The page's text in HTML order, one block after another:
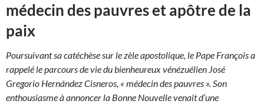
médecin des pauvres et apôtre de la
paix
Poursuivant sa catéchèse sur le zèle apostolique, le Pape François a
rappelé le parcours de vie du bienheureux vénézuélien José
Gregorio Hernández Cisneros, « médecin des pauvres ». Son
enthousiasme à annoncer la Bonne Nouvelle venait d’une